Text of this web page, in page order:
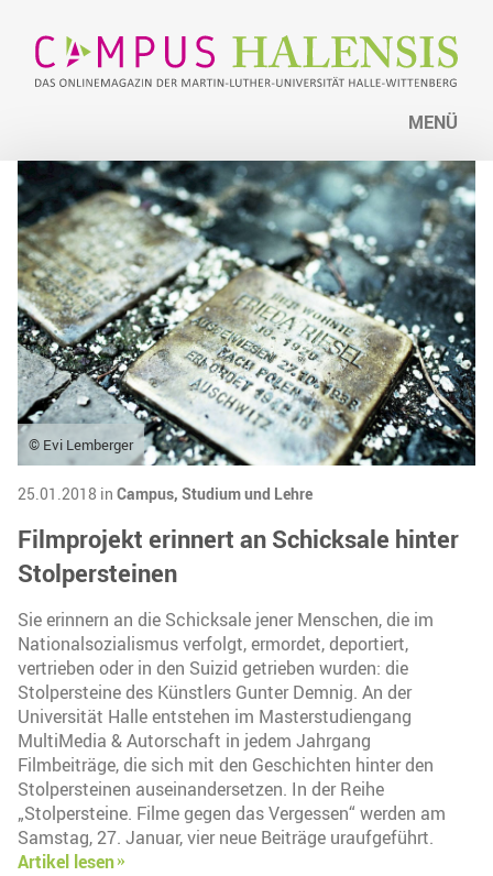
MENÜ
© Evi Lemberger
25.01.2018 in Campus, Studium und Lehre
Filmprojekt erinnert an Schicksale hinter
Stolpersteinen
Sie erinnern an die Schicksale jener Menschen, die im
Nationalsozialismus verfolgt, ermordet, deportiert,
vertrieben oder in den Suizid getrieben wurden: die
Stolpersteine des Künstlers Gunter Demnig. An der
Universität Halle entstehen im Masterstudiengang
MultiMedia & Autorschaft in jedem Jahrgang
Filmbeiträge, die sich mit den Geschichten hinter den
Stolpersteinen auseinandersetzen. In der Reihe
„Stolpersteine. Filme gegen das Vergessen“ werden am
Samstag, 27. Januar, vier neue Beiträge uraufgeführt.
Artikel lesen